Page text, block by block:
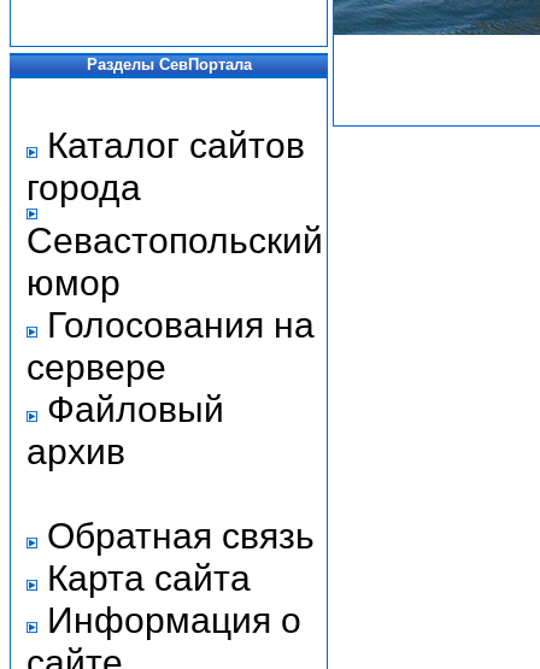
Разделы СевПортала
Каталог сайтов
города
Севастопольский
юмор
Голосования на
сервере
Файловый
архив
Обратная связь
Карта сайта
Информация о